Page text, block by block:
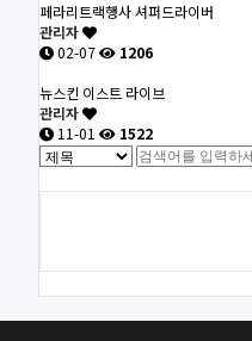
페라리트랙행사 셔퍼드라이버
관리자
02-07
1206
뉴스킨 이스트 라이브
관리자
11-01
1522